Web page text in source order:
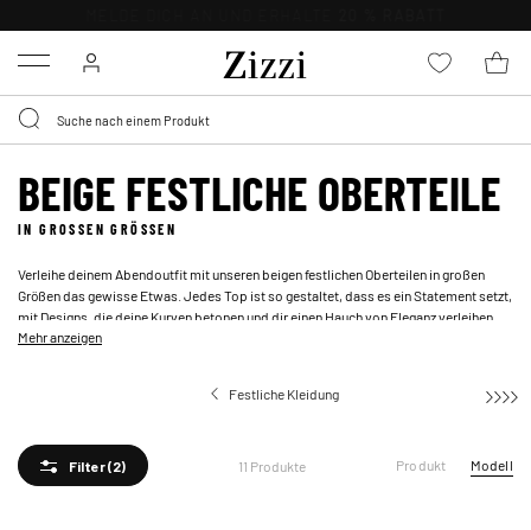
Menu
BEIGE FESTLICHE OBERTEILE
IN GROSSEN GRÖSSEN
Verleihe deinem Abendoutfit mit unseren beigen festlichen Oberteilen in großen
Größen das gewisse Etwas. Jedes Top ist so gestaltet, dass es ein Statement setzt,
mit Designs, die deine Kurven betonen und dir einen Hauch von Eleganz verleihen.
Du hast die Wahl zwischen hellbeigen, paillettenbesetzten Styles oder
Outfits, mit denen du auf jeder Feier strahlst.
Mehr anzeigen
Festliche Kleidung
Filter(2) 11 Produkte Produkt Modell